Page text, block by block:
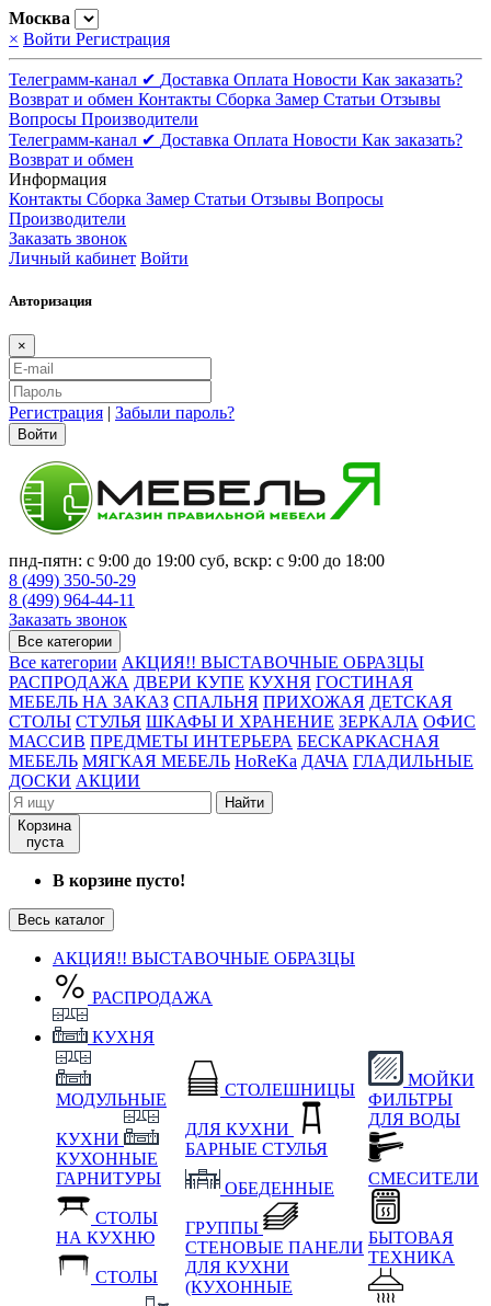
Москва
× Войти Регистрация
Телеграмм-канал ✔ Доставка Оплата Новости Как заказать?
Возврат и обмен Контакты Сборка Замер Статьи Отзывы
Вопросы Производители
Телеграмм-канал ✔ Доставка Оплата Новости Как заказать?
Возврат и обмен
Информация
Контакты Сборка Замер Статьи Отзывы Вопросы
Производители
Заказать звонок
Личный кабинет Войти
Авторизация
×
Регистрация | Забыли пароль?
Войти
пнд-пятн: с 9:00 до 19:00 суб, вскр: с 9:00 до 18:00
8 (499) 350-50-29
8 (499) 964-44-11
Заказать звонок
Все категории
Все категории АКЦИЯ!! ВЫСТАВОЧНЫЕ ОБРАЗЦЫ
РАСПРОДАЖА ДВЕРИ КУПЕ КУХНЯ ГОСТИНАЯ
МЕБЕЛЬ НА ЗАКАЗ СПАЛЬНЯ ПРИХОЖАЯ ДЕТСКАЯ
СТОЛЫ СТУЛЬЯ ШКАФЫ И ХРАНЕНИЕ ЗЕРКАЛА ОФИС
МАССИВ ПРЕДМЕТЫ ИНТЕРЬЕРА БЕСКАРКАСНАЯ
МЕБЕЛЬ МЯГКАЯ МЕБЕЛЬ HoReKa ДАЧА ГЛАДИЛЬНЫЕ
ДОСКИ АКЦИИ
Найти
Корзина
пуста
В корзине пусто!
Весь каталог
АКЦИЯ!! ВЫСТАВОЧНЫЕ ОБРАЗЦЫ
РАСПРОДАЖА
КУХНЯ
МОДУЛЬНЫЕ
КУХНИ
КУХОННЫЕ
ГАРНИТУРЫ
СТОЛЫ
НА КУХНЮ
СТОЛЫ
СТОЛЕШНИЦЫ
ДЛЯ КУХНИ
БАРНЫЕ СТУЛЬЯ
ОБЕДЕННЫЕ
ГРУППЫ
СТЕНОВЫЕ ПАНЕЛИ
ДЛЯ КУХНИ
(КУХОННЫЕ
МОЙКИ
ФИЛЬТРЫ
ДЛЯ ВОДЫ
СМЕСИТЕЛИ
БЫТОВАЯ
ТЕХНИКА